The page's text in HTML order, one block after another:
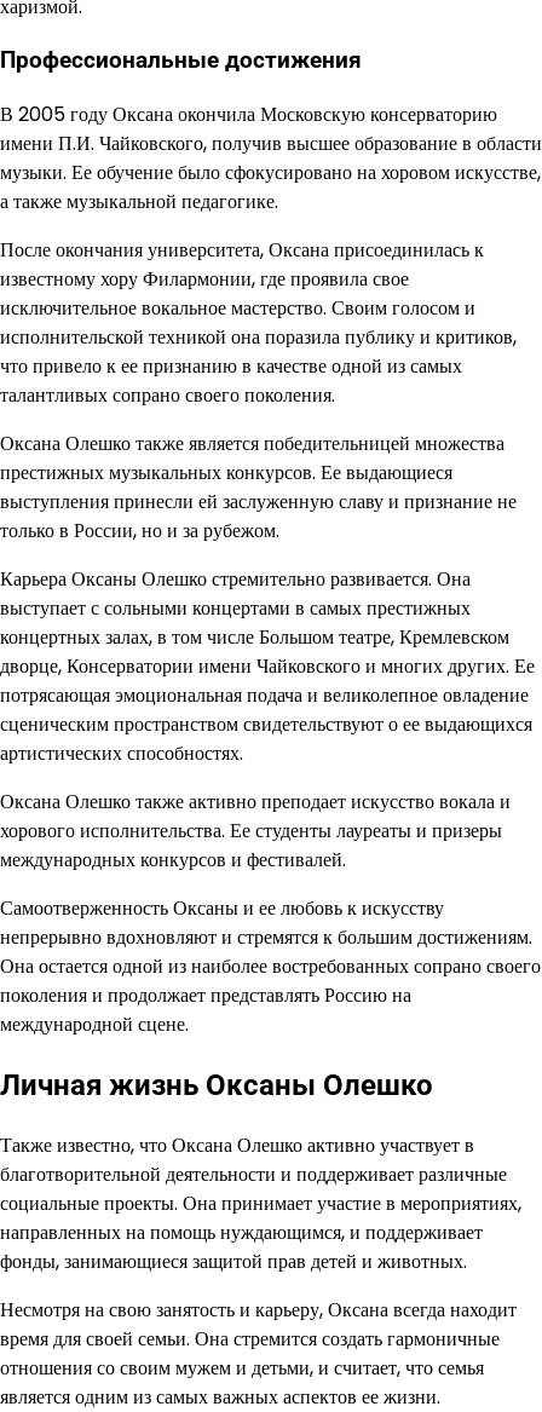
харизмой.
Профессиональные достижения
В 2005 году Оксана окончила Московскую консерваторию
имени П.И. Чайковского, получив высшее образование в области
музыки. Ее обучение было сфокусировано на хоровом искусстве,
а также музыкальной педагогике.
После окончания университета, Оксана присоединилась к
известному хору Филармонии, где проявила свое
исключительное вокальное мастерство. Своим голосом и
исполнительской техникой она поразила публику и критиков,
что привело к ее признанию в качестве одной из самых
талантливых сопрано своего поколения.
Оксана Олешко также является победительницей множества
престижных музыкальных конкурсов. Ее выдающиеся
выступления принесли ей заслуженную славу и признание не
только в России, но и за рубежом.
Карьера Оксаны Олешко стремительно развивается. Она
выступает с сольными концертами в самых престижных
концертных залах, в том числе Большом театре, Кремлевском
дворце, Консерватории имени Чайковского и многих других. Ее
потрясающая эмоциональная подача и великолепное овладение
сценическим пространством свидетельствуют о ее выдающихся
артистических способностях.
Оксана Олешко также активно преподает искусство вокала и
хорового исполнительства. Ее студенты лауреаты и призеры
международных конкурсов и фестивалей.
Самоотверженность Оксаны и ее любовь к искусству
непрерывно вдохновляют и стремятся к большим достижениям.
Она остается одной из наиболее востребованных сопрано своего
поколения и продолжает представлять Россию на
международной сцене.
Личная жизнь Оксаны Олешко
Также известно, что Оксана Олешко активно участвует в
благотворительной деятельности и поддерживает различные
социальные проекты. Она принимает участие в мероприятиях,
направленных на помощь нуждающимся, и поддерживает
фонды, занимающиеся защитой прав детей и животных.
Несмотря на свою занятость и карьеру, Оксана всегда находит
время для своей семьи. Она стремится создать гармоничные
отношения со своим мужем и детьми, и считает, что семья
является одним из самых важных аспектов ее жизни.